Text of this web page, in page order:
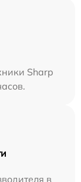
Sharp
в